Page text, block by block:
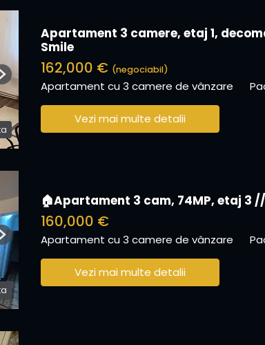
Next
Apartament 3 camere, etaj 1,
Smile
162,000 € (negociabil)
Apartament cu 3 camere de vânzare
Vezi mai multe detalii
Next
🏠Apartament 3 cam, 74MP, etaj 3
160,000 €
Apartament cu 3 camere de vânzare
Vezi mai multe detalii